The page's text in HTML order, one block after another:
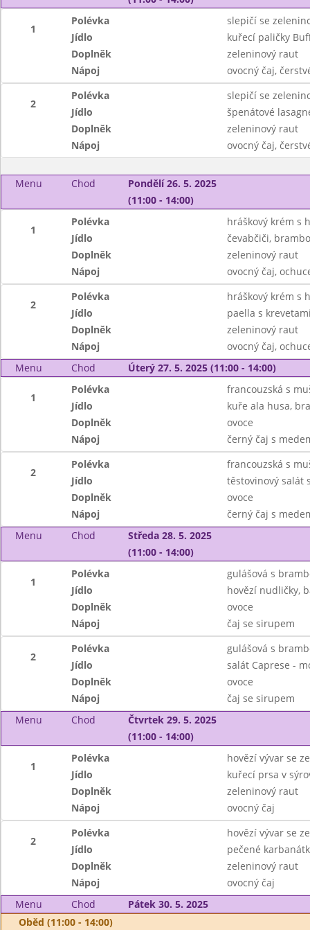
1
Polévka
slepičí se
Jídlo
kuřecí paličky
Doplněk
zeleninový raut
Nápoj
ovocný čaj,
2
Polévka
slepičí se
Jídlo
špenátové
Doplněk
zeleninový raut
Nápoj
ovocný čaj,
Menu Chod
Pondělí 26. 5. 2025
(11:00 - 14:00)
1
Polévka
hráškový krém s
Jídlo
čevabčiči,
Doplněk
zeleninový raut
Nápoj
ovocný čaj,
2
Polévka
hráškový krém s
Jídlo
paella s
Doplněk
zeleninový raut
Nápoj
ovocný čaj,
Menu
Chod Úterý 27. 5. 2025 (11:00 - 14:00)
1
Polévka
francouzská s
Jídlo
kuře ala husa,
Doplněk
ovoce
Nápoj
černý čaj s
2
Polévka
francouzská s
Jídlo
těstovinový salát
Doplněk
ovoce
Nápoj
černý čaj s
Menu
Chod
Středa 28. 5. 2025
(11:00 - 14:00)
1
Polévka
gulášová s
Jídlo
hovězí nudličky,
Doplněk
ovoce
Nápoj
čaj se sirupem
2
Polévka
gulášová s
Jídlo
salát Caprese -
Doplněk
ovoce
Nápoj
čaj se sirupem
Menu
Chod
Čtvrtek 29. 5. 2025
(11:00 - 14:00)
1
Polévka
hovězí vývar se
Jídlo
kuřecí prsa v
Doplněk
zeleninový raut
Nápoj
ovocný čaj
2
Polévka
hovězí vývar se
Jídlo
pečené
Doplněk
zeleninový raut
Nápoj
ovocný čaj
Menu
Chod
Pátek 30. 5. 2025
Oběd (11:00 - 14:00)